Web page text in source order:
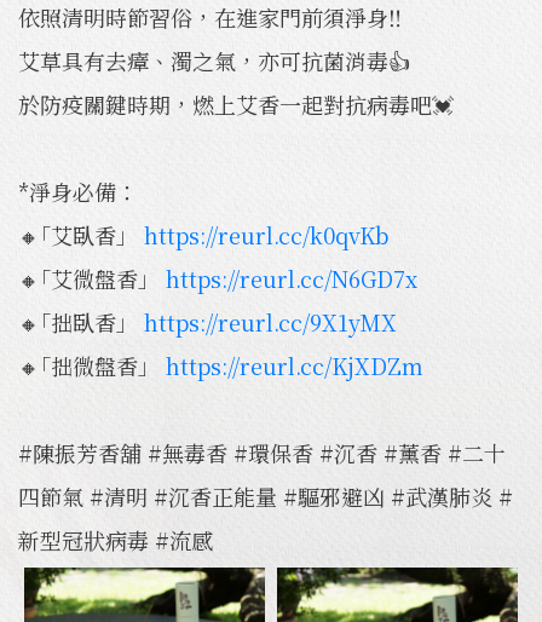
依照清明時節習俗，在進家門前須淨身‼️
艾草具有去瘴、濁之氣，亦可抗菌消毒👍
於防疫關鍵時期，燃上艾香一起對抗病毒吧💓
*淨身必備：
🔸｢艾臥香」 https://reurl.cc/k0qvKb
🔸｢艾微盤香」 https://reurl.cc/N6GD7x
🔸｢拙臥香」 https://reurl.cc/9X1yMX
🔸｢拙微盤香」 https://reurl.cc/KjXDZm
#陳振芳香舖 #無毒香 #環保香 #沉香 #薰香 #二十
四節氣 #清明 #沉香正能量 #驅邪避凶 #武漢肺炎 #
新型冠狀病毒 #流感